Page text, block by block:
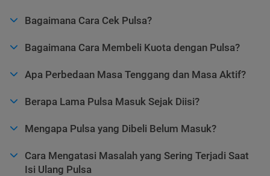
Bagaimana Cara Cek Pulsa?
Bagaimana Cara Membeli Kuota dengan Pulsa?
Apa Perbedaan Masa Tenggang dan Masa Aktif?
Berapa Lama Pulsa Masuk Sejak Diisi?
Mengapa Pulsa yang Dibeli Belum Masuk?
Cara Mengatasi Masalah yang Sering Terjadi Saat
Isi Ulang Pulsa